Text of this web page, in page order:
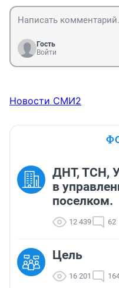
Гость
Войти
Новости СМИ2
ДНТ, ТСН,
в
поселком.
12 439 62
Цель
16 201